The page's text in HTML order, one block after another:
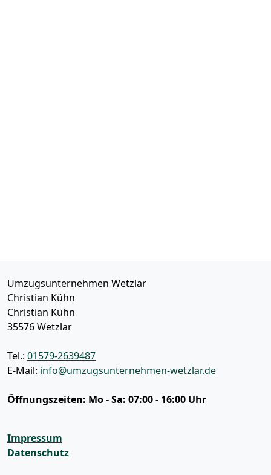
Umzugsunternehmen Wetzlar
Christian Kühn
Christian Kühn
35576Wetzlar
Tel.: 01579-2639487
E-Mail: info@umzugsunternehmen-wetzlar.de
Öffnungszeiten: Mo - Sa: 07:00 - 16:00 Uhr
Impressum
Datenschutz